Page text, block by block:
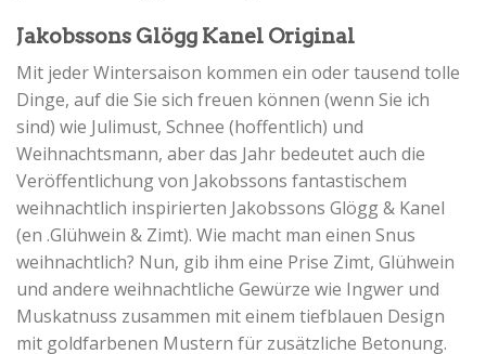
Jakobssons Glögg Kanel Original
Mit jeder Wintersaison kommen ein oder tausend tolle
Dinge, auf die Sie sich freuen können (wenn Sie ich
sind) wie Julimust, Schnee (hoffentlich) und
Weihnachtsmann, aber das Jahr bedeutet auch die
Veröffentlichung von Jakobssons fantastischem
weihnachtlich inspirierten Jakobssons Glögg & Kanel
(en .Glühwein & Zimt). Wie macht man einen Snus
weihnachtlich? Nun, gib ihm eine Prise Zimt, Glühwein
und andere weihnachtliche Gewürze wie Ingwer und
Muskatnuss zusammen mit einem tiefblauen Design
mit goldfarbenen Mustern für zusätzliche Betonung.